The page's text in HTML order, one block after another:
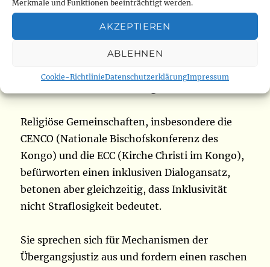
Merkmale und Funktionen beeinträchtigt werden.
AKZEPTIEREN
ABLEHNEN
Cookie-RichtlinieDatenschutzerklärungImpressum
Diese Partei bezeichnet den Plan des
Präsidenten als „Scheindialog“. Martin Fayulu
teilt diese Ansicht und betont die Rolle der
Religiöse Gemeinschaften, insbesondere die
CENCO (Nationale Bischofskonferenz des
Kongo) und die ECC (Kirche Christi im Kongo),
befürworten einen inklusiven Dialogansatz,
betonen aber gleichzeitig, dass Inklusivität
nicht Straflosigkeit bedeutet.
Sie sprechen sich für Mechanismen der
Übergangsjustiz aus und fordern einen raschen